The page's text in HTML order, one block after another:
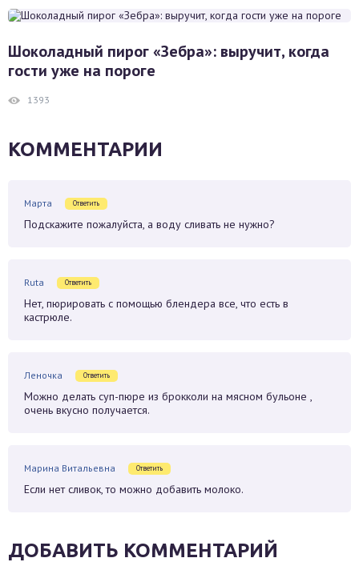
Шоколадный пирог «Зебра»: выручит, когда
гости уже на пороге
1393
КОММЕНТАРИИ
Марта Ответить
Подскажите пожалуйста, а воду сливать не нужно?
Ruta Ответить
Нет, пюрировать с помощью блендера все, что есть в
кастрюле.
Леночка Ответить
Можно делать суп-пюре из брокколи на мясном бульоне ,
очень вкусно получается.
Марина Витальевна Ответить
Если нет сливок, то можно добавить молоко.
ДОБАВИТЬ КОММЕНТАРИЙ